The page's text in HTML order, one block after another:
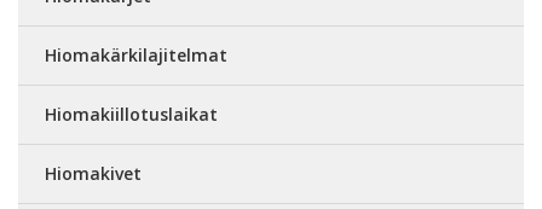
Hiomakärkilajitelmat
Hiomakiillotuslaikat
Hiomakivet